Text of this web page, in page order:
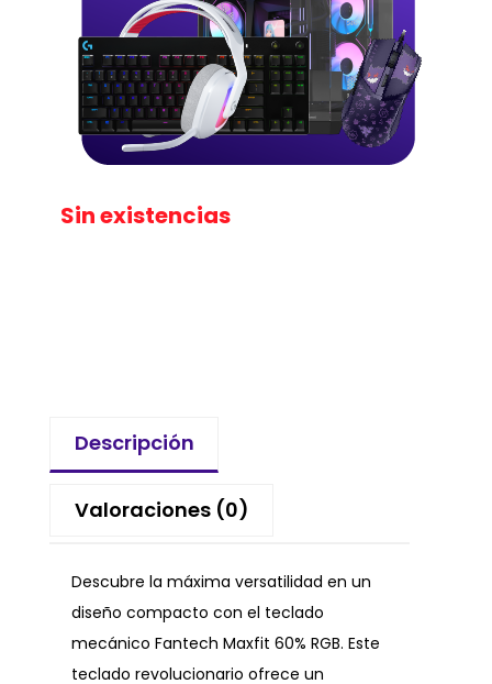
Sin existencias
Descripción
Valoraciones (0)
Descubre la máxima versatilidad en un
diseño compacto con el teclado
mecánico Fantech Maxfit 60% RGB. Este
teclado revolucionario ofrece un